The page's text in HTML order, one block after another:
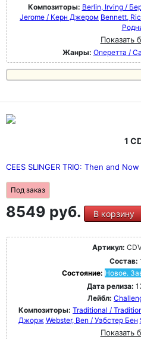
Композиторы: Berlin, Irving /
Jerome / Керн Джером Bennett,
Показать
Жанры: Оперетта /
1
CEES SLINGER TRIO: Then and
Под заказ
8549 руб. В корзину
Артикул:
Состав:
Состояние: Новое.
Дата релиза:
Лейбл:
Композиторы: Traditional /
Джорж Webster, Ben / Уэбстер Бен
Показать